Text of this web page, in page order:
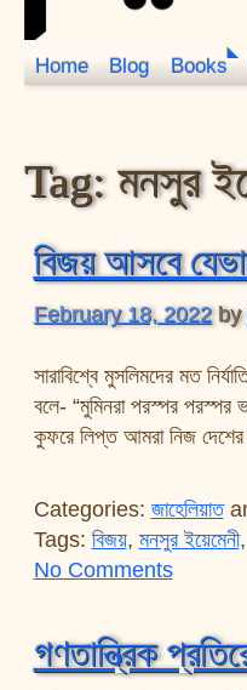
Home Blog Books
Tag:মনসুর
বিজয় আসবে
February 18, 2022 by
সারাবিশ্বে মুসলিমদের মত
বলে- “মুমিনরা পরস্পর
কুফরে লিপ্ত আমরা নিজ
Categories: জাহেলিয়াত
Tags: বিজয়, মনসুর ইয়েমেনী,
No Commentson বিজয়
গণতান্ত্রিক